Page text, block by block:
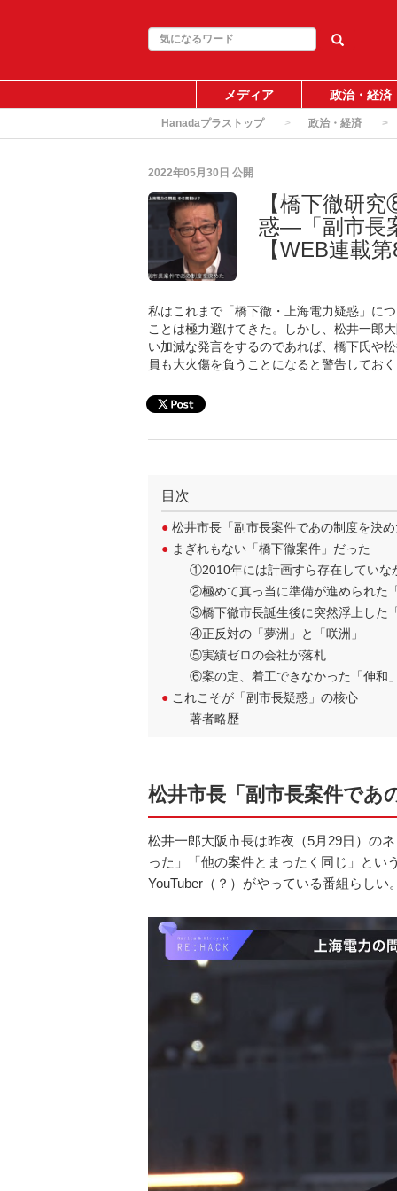
メディア 政治・経済
Hanadaプラストップ 政治・経済
2022年05月30日 公開
【橋下徹研
惑―「副市長
【WEB連載
私はこれまで「橋下徹・上海電力疑惑」に
ことは極力避けてきた。しかし、松井一郎
い加減な発言をするのであれば、橋下氏や
員も大火傷を負うことになると警告してお
目次
● 松井市長「副市長案件であの制度を決
● まぎれもない「橋下徹案件」だった
①2010年には計画すら存在していな
②極めて真っ当に準備が進められた
③橋下徹市長誕生後に突然浮上した
④正反対の「夢洲」と「咲洲」
⑤実績ゼロの会社が落札
⑥案の定、着工できなかった「伸和
● これこそが「副市長疑惑」の核心
著者略歴
松井市長「副市長案件であ
松井一郎大阪市長は昨夜（5月29日）の
った」「他の案件とまったく同じ」とい
YouTuber（？）がやっている番組らしい